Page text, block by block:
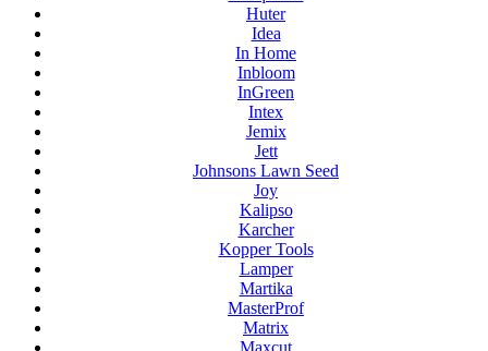
Huter
Idea
In Home
Inbloom
InGreen
Intex
Jemix
Jett
Johnsons Lawn Seed
Joy
Kalipso
Karcher
Kopper Tools
Lamper
Martika
MasterProf
Matrix